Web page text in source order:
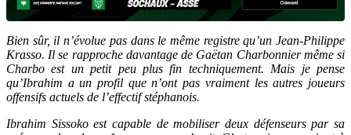
Bien sûr, il n’évolue pas dans le même registre qu’un Jean-Philippe
Krasso. Il se rapproche davantage de Gaëtan Charbonnier même si
Charbo est un petit peu plus fin techniquement. Mais je pense
qu’Ibrahim a un profil que n’ont pas vraiment les autres joueurs
offensifs actuels de l’effectif stéphanois.
Ibrahim Sissoko est capable de mobiliser deux défenseurs par sa